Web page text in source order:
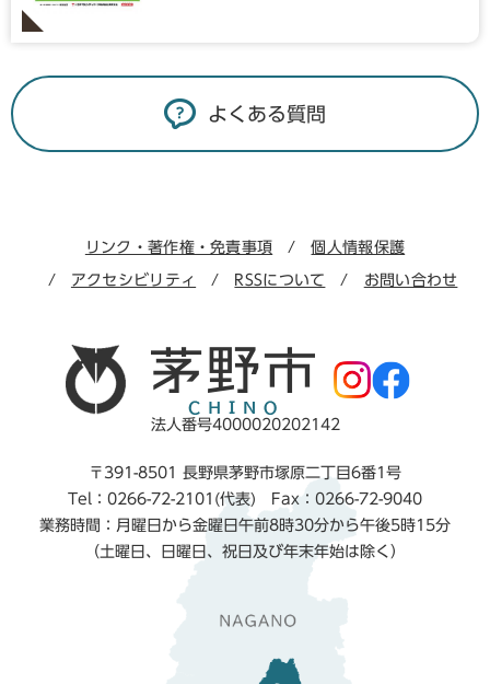
よくある質問
リンク・著作権・免責事項 個人情報保護
アクセシビリティ RSSについて お問い合わせ
法人番号4000020202142
〒391-8501 長野県茅野市塚原二丁目6番1号
Tel：0266-72-2101(代表) Fax：0266-72-9040
業務時間：月曜日から金曜日午前8時30分から午後5時15分
（土曜日、日曜日、祝日及び年末年始は除く）